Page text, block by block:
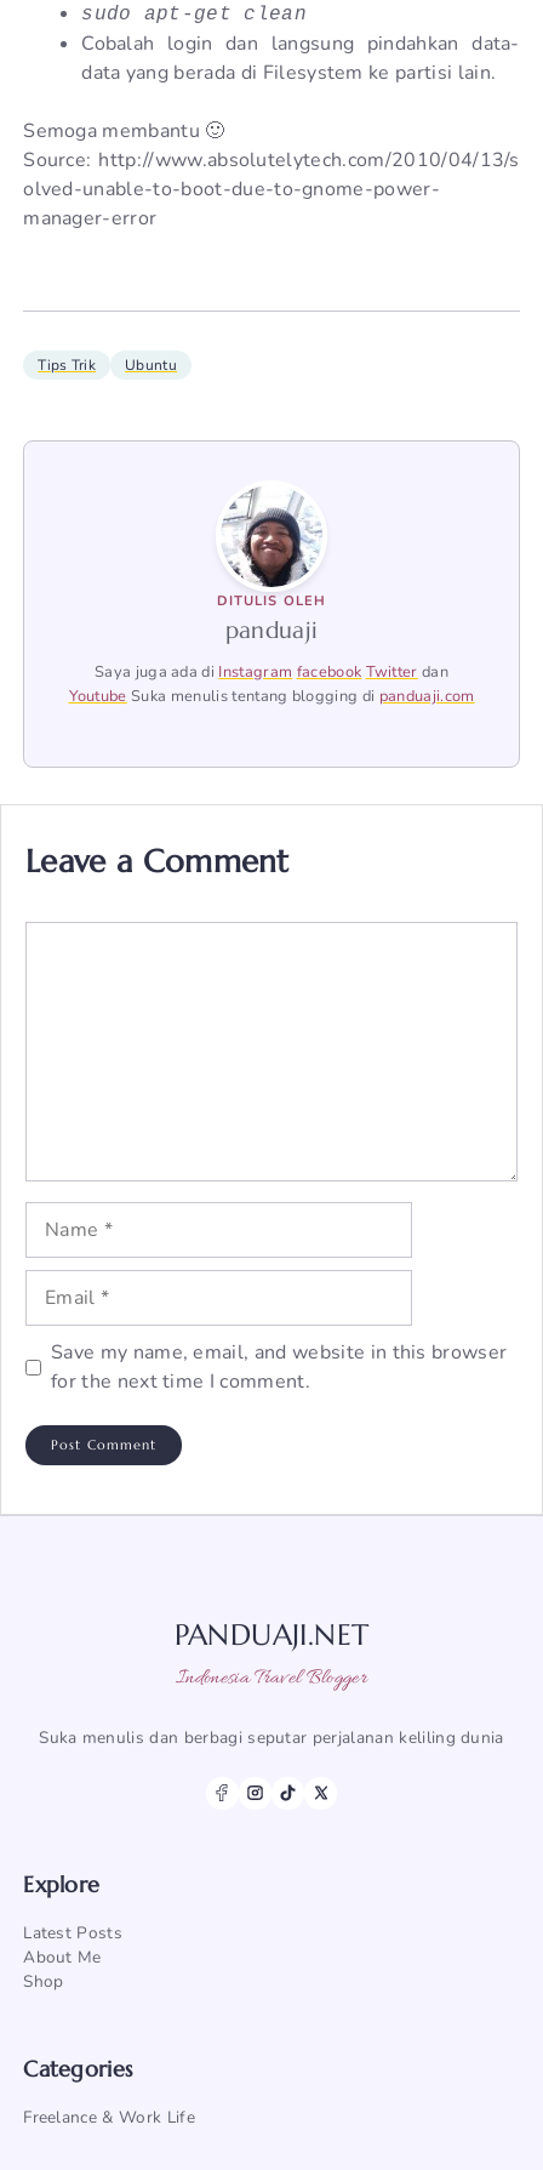
sudo apt-get clean
Cobalah login dan langsung pindahkan data-
data yang berada di Filesystem ke partisi lain.
Semoga membantu 🙂
Source: http://www.absolutelytech.com/2010/04/13/s
olved-unable-to-boot-due-to-gnome-power-
manager-error
Tips Trik Ubuntu
DITULIS OLEH
panduaji
Saya juga ada di Instagram facebook Twitter dan
Youtube Suka menulis tentang blogging di panduaji.com
Leave a Comment
Name
Email
Save my name, email, and website in this browser
for the next time I comment.
PANDUAJI.NET
Indonesia Travel Blogger
Suka menulis dan berbagi seputar perjalanan keliling dunia
Explore
Latest Posts
About Me
Shop
Categories
Freelance & Work Life